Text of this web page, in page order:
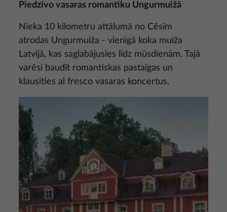
Piedzīvo vasaras romantiku Ungurmuižā
Nieka 10 kilometru attālumā no Cēsīm
atrodas Ungurmuiža - vienīgā koka muiža
Latvijā, kas saglabājusies līdz mūsdienām. Tajā
varēsi baudīt romantiskas pastaigas un
klausīties al fresco vasaras koncertus.
Attēls